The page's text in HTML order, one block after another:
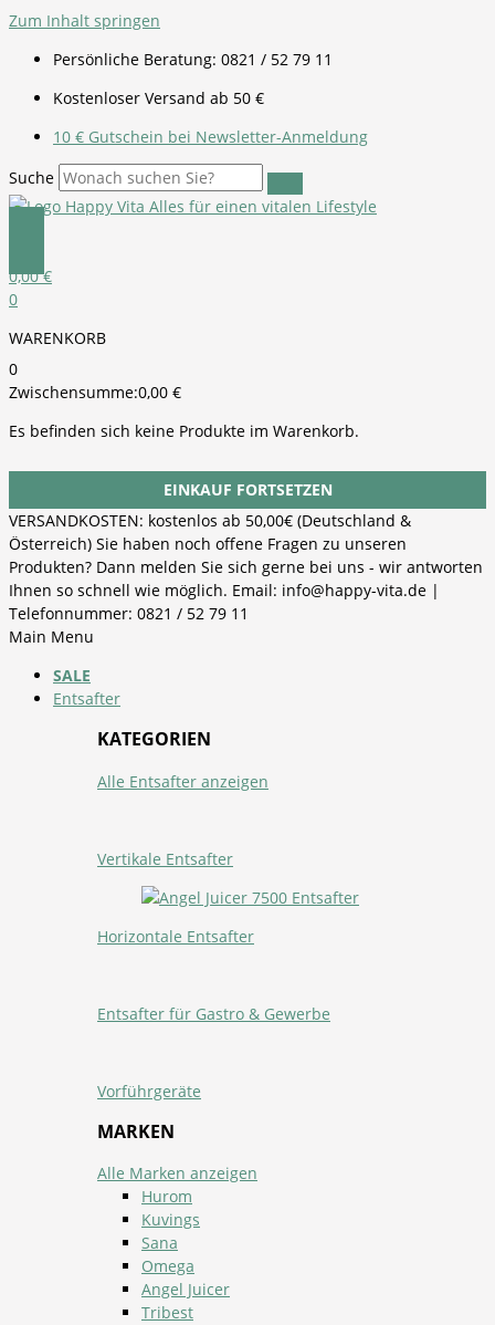
Zum Inhalt springen
Persönliche Beratung: 0821 / 52 79 11
Kostenloser Versand ab 50 €
10 € Gutschein bei Newsletter-Anmeldung
Suche
0,00€
0
WARENKORB
0
Zwischensumme:0,00 €
Es befinden sich keine Produkte im Warenkorb.
EINKAUF FORTSETZEN
VERSANDKOSTEN: kostenlos ab 50,00€ (Deutschland &
Österreich) Sie haben noch offene Fragen zu unseren
Produkten? Dann melden Sie sich gerne bei uns - wir antworten
Ihnen so schnell wie möglich. Email: info@happy-vita.de |
Telefonnummer: 0821 / 52 79 11
Main Menu
SALE
Entsafter
KATEGORIEN
Alle Entsafter anzeigen
Vertikale Entsafter
Horizontale Entsafter
Entsafter für Gastro & Gewerbe
Vorführgeräte
MARKEN
Alle Marken anzeigen
Hurom
Kuvings
Sana
Omega
Angel Juicer
Tribest